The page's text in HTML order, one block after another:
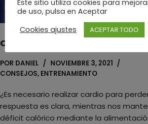
Cardio y pérdida de grasa
POR DANIEL
NOVIEMBRE 3, 2021
CONSEJOS, ENTRENAMIENTO
¿Es necesario realizar cardio para
respuesta es clara, mientras nos
déficit calórico mediante la
Este sitio utiliza cookies para
de uso, pulsa en Aceptar
Cookies ajustes
ACEPTAR TODO